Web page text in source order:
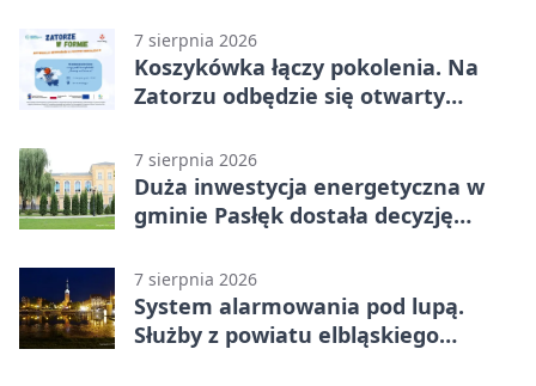
7 sierpnia 2026
Koszykówka łączy pokolenia. Na
Zatorzu odbędzie się otwarty
7 sierpnia 2026
Duża inwestycja energetyczna w
gminie Pasłęk dostała decyzję
7 sierpnia 2026
System alarmowania pod lupą.
Służby z powiatu elbląskiego